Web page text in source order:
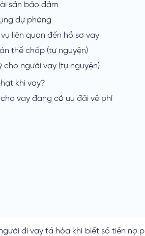
sản bảo đảm
dự phòng
liên quan đến hồ sơ vay
thế chấp (tự nguyện)
cho người vay (tự nguyện)
khi vay?
vay đang có ưu đãi về phí
đi vay tá hỏa khi biết số tiền